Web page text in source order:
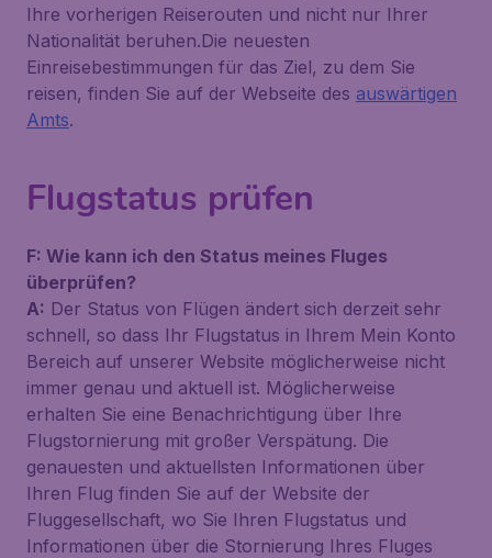
Ihre vorherigen Reiserouten und nicht nur Ihrer
Nationalität beruhen.Die neuesten
Einreisebestimmungen für das Ziel, zu dem Sie
reisen, finden Sie auf der Webseite des auswärtigen
Amts.
Flugstatus prüfen
F: Wie kann ich den Status meines Fluges
überprüfen?
A: Der Status von Flügen ändert sich derzeit sehr
schnell, so dass Ihr Flugstatus in Ihrem Mein Konto
Bereich auf unserer Website möglicherweise nicht
immer genau und aktuell ist. Möglicherweise
erhalten Sie eine Benachrichtigung über Ihre
Flugstornierung mit großer Verspätung. Die
genauesten und aktuellsten Informationen über
Ihren Flug finden Sie auf der Website der
Fluggesellschaft, wo Sie Ihren Flugstatus und
Informationen über die Stornierung Ihres Fluges